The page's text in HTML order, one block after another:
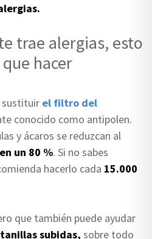
trae alergias, esto
hacer
sustituir el filtro del
conocido como antipolen.
y ácaros se reduzcan al
un 80 %. Si no sabes
hacerlo cada 15.000
que también puede ayudar
subidas, sobre todo